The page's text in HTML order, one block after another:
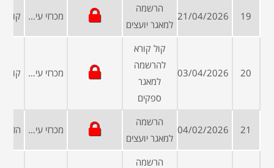
19
21/04/2026
הרשמה
למאגר יועצים
מכרזי עיריות ומועצות
20
03/04/2026
קול קורא
להרשמה
למאגר
ספקים
מכרזי עיריות ומועצות
21
04/02/2026
הרשמה
למאגר יועצים
מכרזי עיריות ומועצות
הרשמה